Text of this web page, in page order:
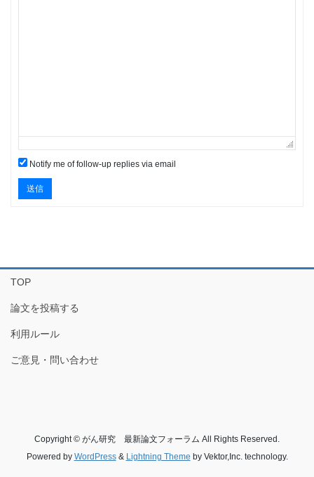
Notify me of follow-up replies via email
送信
TOP
論文を投稿する
利用ルール
ご意見・問い合わせ
Copyright © がん研究 最新論文フォーラム All Rights Reserved.
Powered by WordPress& Lightning Theme by Vektor,Inc. technology.